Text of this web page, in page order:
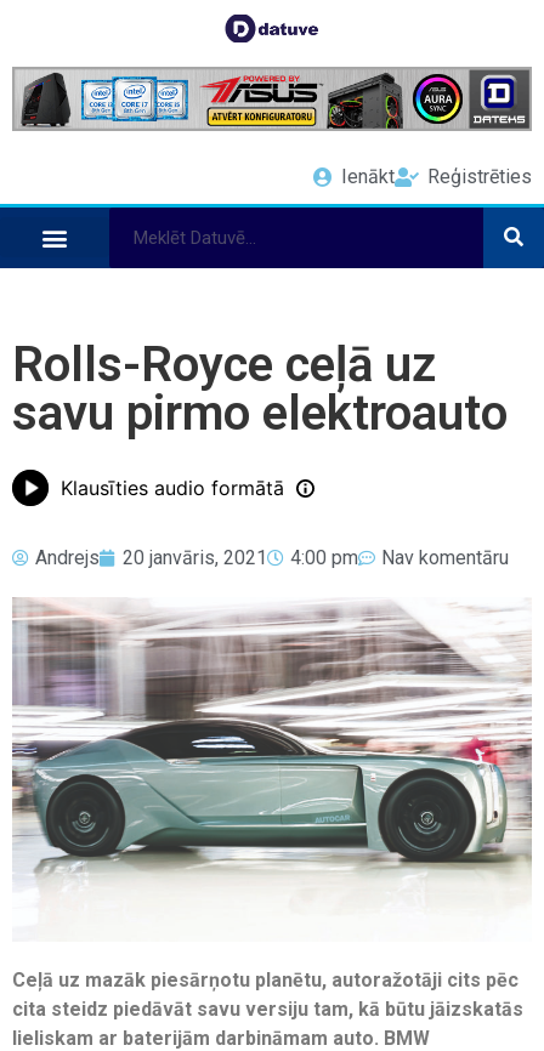
Ienākt Reģistrēties
Rolls-Royce ceļā uz
savu pirmo elektroauto
Klausīties audio formātā
Andrejs 20 janvāris, 2021 4:00 pm Nav komentāru
Ceļā uz mazāk piesārņotu planētu, autoražotāji cits pēc
cita steidz piedāvāt savu versiju tam, kā būtu jāizskatās
lieliskam ar baterijām darbināmam auto. BMW